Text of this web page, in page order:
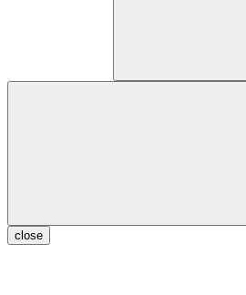
close